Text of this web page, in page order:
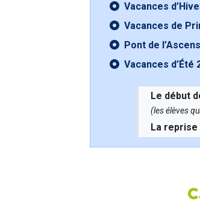
Vacances
Vacances de
Pont de
Vacances d’Été
Le début
(les élèves
La